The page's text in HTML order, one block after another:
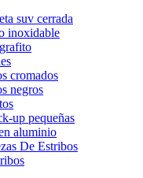
suv cerrada
inoxidable
cromados
negros
up pequeñas
aluminio
De Estribos